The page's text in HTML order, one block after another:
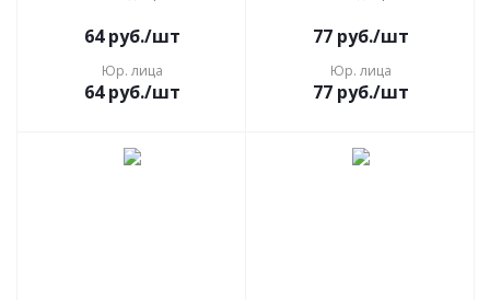
64руб./шт
Юр. лица
64руб./шт
77руб./шт
Юр. лица
77руб./шт